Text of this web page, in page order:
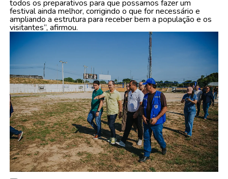
todos os preparativos para que possamos fazer um
festival ainda melhor, corrigindo o que for necessário e
ampliando a estrutura para receber bem a população e os
visitantes”, afirmou.